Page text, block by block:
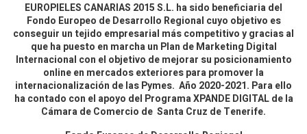
EUROPIELES CANARIAS 2015 S.L. ha sido beneficiaria del
Fondo Europeo de Desarrollo Regional cuyo objetivo es
conseguir un tejido empresarial más competitivo y gracias al
que ha puesto en marcha un Plan de Marketing Digital
Internacional con el objetivo de mejorar su posicionamiento
online en mercados exteriores para promover la
internacionalización de las Pymes. Año 2020-2021. Para ello
ha contado con el apoyo del Programa XPANDE DIGITAL de la
Cámara de Comercio de Santa Cruz de Tenerife.